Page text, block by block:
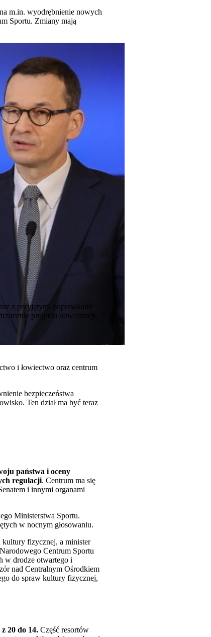
m.in. wyodrębnienie nowych
Sportu. Zmiany mają
z przyjętymi poprawkami
projektu nowelizacji,
i łowiectwo oraz centrum
bezpieczeństwa
Ten dział ma być teraz
państwa i oceny
regulacji. Centrum ma się
i innymi organami
Ministerstwa Sportu.
w nocnym głosowaniu.
kultury fizycznej, a minister
Centrum Sportu
w drodze otwartego i
nad Centralnym Ośrodkiem
do spraw kultury fizycznej,
20 do 14. Część resortów